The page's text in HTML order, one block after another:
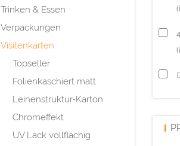
Trinken & Essen
Verpackungen
Visitenkarten
Topseller
Folienkaschiert matt
Leinenstruktur-Karton
Chromeffekt
UV Lack vollflächig